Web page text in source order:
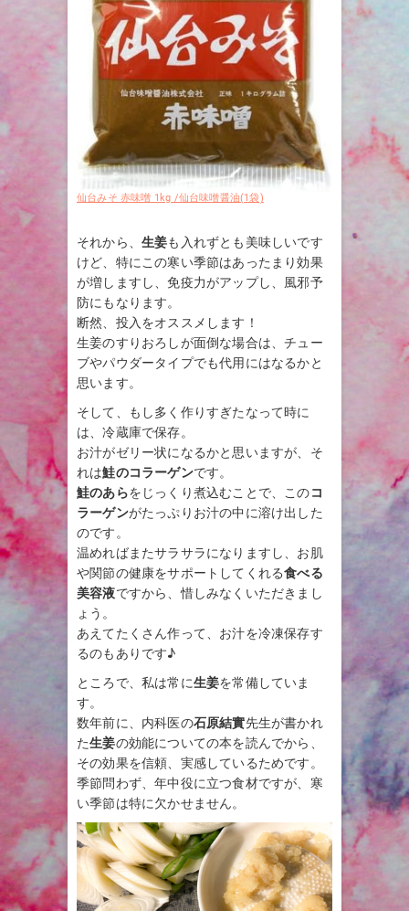
仙台みそ 赤味噌 1kg /仙台味噌醤油(1袋)
それから、 生姜も入れずとも美味しいです
けど、特にこの寒い季節はあったまり効果
が増しますし、免疫力がアップし、風邪予
防にもなります。
断然、投入をオススメします！
生姜のすりおろしが面倒な場合は、チュー
ブやパウダータイプでも代用にはなるかと
思います。
そして、もし多く作りすぎたなって時に
は、冷蔵庫で保存。
お汁がゼリー状になるかと思いますが、そ
れは鮭のコラーゲンです。
鮭のあらをじっくり煮込むことで、このコ
ラーゲンがたっぷりお汁の中に溶け出した
のです。
温めればまたサラサラになりますし、お肌
や関節の健康をサポートしてくれる食べる
美容液ですから、惜しみなくいただきまし
ょう。
あえてたくさん作って、お汁を冷凍保存す
るのもありです♪
ところで、私は常に生姜を常備していま
す。
数年前に、内科医の石原結實先生が書かれ
た生姜の効能についての本を読んでから、
その効果を信頼、実感しているためです。
季節問わず、年中役に立つ食材ですが、寒
い季節は特に欠かせません。